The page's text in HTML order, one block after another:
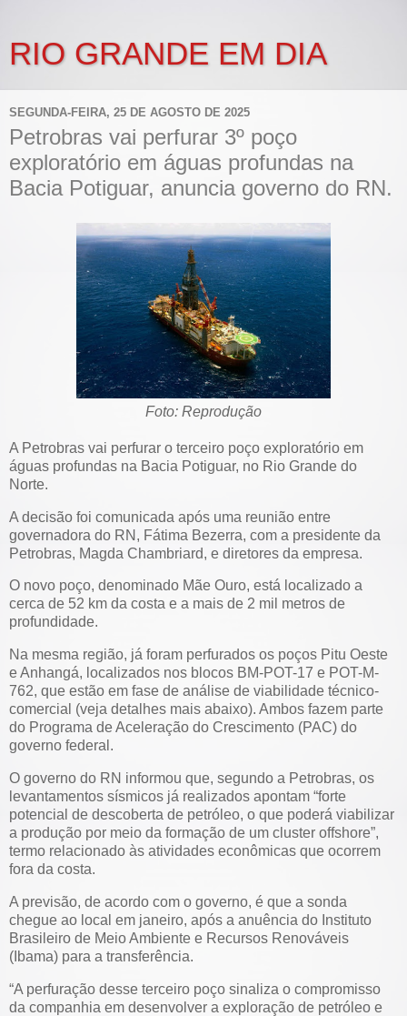
RIO GRANDE EM DIA
SEGUNDA-FEIRA, 25 DE AGOSTO DE 2025
Petrobras vai perfurar 3º poço
exploratório em águas profundas na
Bacia Potiguar, anuncia governo do RN.
Foto: Reprodução
A Petrobras vai perfurar o terceiro poço exploratório em
águas profundas na Bacia Potiguar, no Rio Grande do
Norte.
A decisão foi comunicada após uma reunião entre
governadora do RN, Fátima Bezerra, com a presidente da
Petrobras, Magda Chambriard, e diretores da empresa.
O novo poço, denominado Mãe Ouro, está localizado a
cerca de 52 km da costa e a mais de 2 mil metros de
profundidade.
Na mesma região, já foram perfurados os poços Pitu Oeste
e Anhangá, localizados nos blocos BM-POT-17 e POT-M-
762, que estão em fase de análise de viabilidade técnico-
comercial (veja detalhes mais abaixo). Ambos fazem parte
do Programa de Aceleração do Crescimento (PAC) do
governo federal.
O governo do RN informou que, segundo a Petrobras, os
levantamentos sísmicos já realizados apontam “forte
potencial de descoberta de petróleo, o que poderá viabilizar
a produção por meio da formação de um cluster offshore”,
termo relacionado às atividades econômicas que ocorrem
fora da costa.
A previsão, de acordo com o governo, é que a sonda
chegue ao local em janeiro, após a anuência do Instituto
Brasileiro de Meio Ambiente e Recursos Renováveis
(Ibama) para a transferência.
“A perfuração desse terceiro poço sinaliza o compromisso
da companhia em desenvolver a exploração de petróleo e